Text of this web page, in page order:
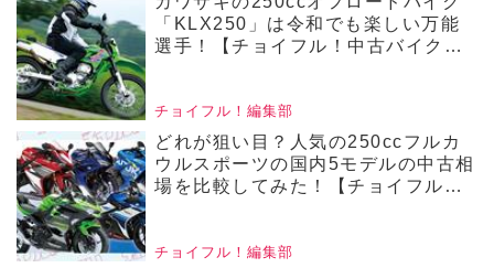
「KLX250」は令和でも楽しい万能
選手！【チョイフル！中古バイク選
チョイフル！編集部
どれが狙い目？人気の250ccフルカ
ウルスポーツの国内5モデルの中古相
場を比較してみた！【チョイフル！
チョイフル！編集部